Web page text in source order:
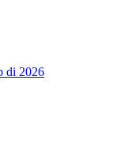
di 2026